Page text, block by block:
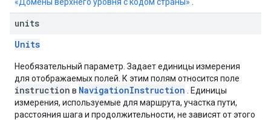
units
Units
Необязательный параметр. Задает единицы измерения
для отображаемых полей. К этим полям относится поле
instruction в NavigationInstruction . Единицы
измерения, используемые для маршрута, участка пути,
расстояния шага и продолжительности, не зависят от этого